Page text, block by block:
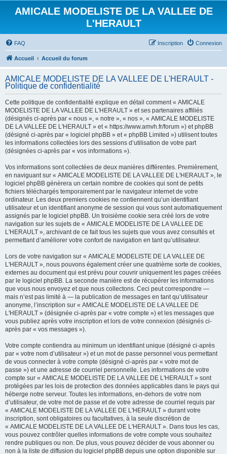
AMICALE MODELISTE DE LA VALLEE DE
L'HERAULT
FAQ Connexion
Inscription
Accueil Accueil du forum
AMICALE MODELISTE DE LA VALLEE DE L'HERAULT -
Politique de confidentialité
Cette politique de confidentialité explique en détail comment « AMICALE
MODELISTE DE LA VALLEE DE L'HERAULT » et ses partenaires affiliés
(désignés ci-après par « nous », « notre », « nos », « AMICALE MODELISTE
DE LA VALLEE DE L'HERAULT » et « https://www.amvh.fr/forum ») et phpBB
(désigné ci-après par « logiciel phpBB » et « phpBB Limited ») utilisent toutes
les informations collectées lors des sessions d’utilisation de votre part
(désignées ci-après par « vos informations »).
Vos informations sont collectées de deux manières différentes. Premièrement,
en naviguant sur « AMICALE MODELISTE DE LA VALLEE DE L'HERAULT », le
logiciel phpBB génèrera un certain nombre de cookies qui sont de petits
fichiers téléchargés temporairement par le navigateur internet de votre
ordinateur. Les deux premiers cookies ne contiennent qu’un identifiant
utilisateur et un identifiant anonyme de session qui vous sont automatiquement
assignés par le logiciel phpBB. Un troisième cookie sera créé lors de votre
navigation sur les sujets de « AMICALE MODELISTE DE LA VALLEE DE
L'HERAULT », archivant de ce fait tous les sujets que vous avez consultés et
permettant d’améliorer votre confort de navigation en tant qu’utilisateur.
Lors de votre navigation sur « AMICALE MODELISTE DE LA VALLEE DE
L'HERAULT », nous pouvons également créer une quatrième sorte de cookies,
externes au document qui est prévu pour couvrir uniquement les pages créées
par le logiciel phpBB. La seconde manière est de récupérer les informations
que vous nous envoyez et que nous collectons. Ceci peut correspondre —
mais n’est pas limité à — la publication de messages en tant qu’utilisateur
anonyme, l’inscription sur « AMICALE MODELISTE DE LA VALLEE DE
L'HERAULT » (désignée ci-après par « votre compte ») et les messages que
vous publiez après votre inscription et lors de votre connexion (désignés ci-
après par « vos messages »).
Votre compte contiendra au minimum un identifiant unique (désigné ci-après
par « votre nom d’utilisateur ») et un mot de passe personnel vous permettant
de vous connecter à votre compte (désigné ci-après par « votre mot de
passe ») et une adresse de courriel personnelle. Les informations de votre
compte sur « AMICALE MODELISTE DE LA VALLEE DE L'HERAULT » sont
protégées par les lois de protection des données applicables dans le pays qui
héberge notre serveur. Toutes les informations, en-dehors de votre nom
d’utilisateur, de votre mot de passe et de votre adresse de courriel requis par
« AMICALE MODELISTE DE LA VALLEE DE L'HERAULT » durant votre
inscription, sont obligatoires ou facultatives, à la seule discrétion de
« AMICALE MODELISTE DE LA VALLEE DE L'HERAULT ». Dans tous les cas,
vous pouvez contrôler quelles informations de votre compte vous souhaitez
rendre publiques ou non. De plus, vous pouvez décider de vous abonner ou
non à la liste de diffusion du logiciel phpBB depuis une option disponible sur